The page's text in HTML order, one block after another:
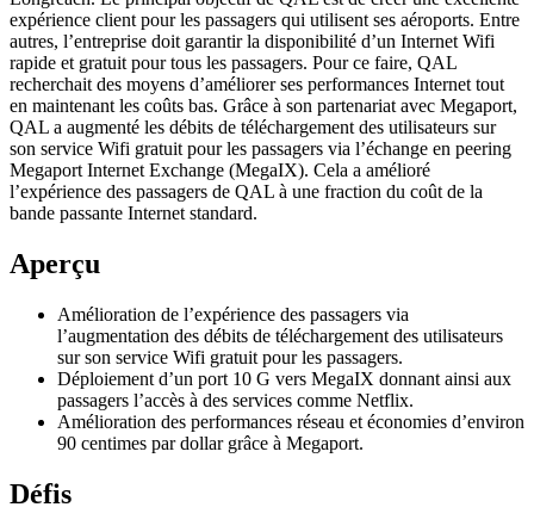
expérience client pour les passagers qui utilisent ses aéroports. Entre
autres, l’entreprise doit garantir la disponibilité d’un Internet Wifi
rapide et gratuit pour tous les passagers. Pour ce faire, QAL
recherchait des moyens d’améliorer ses performances Internet tout
en maintenant les coûts bas. Grâce à son partenariat avec Megaport,
QAL a augmenté les débits de téléchargement des utilisateurs sur
son service Wifi gratuit pour les passagers via l’échange en peering
Megaport Internet Exchange (MegaIX). Cela a amélioré
l’expérience des passagers de QAL à une fraction du coût de la
bande passante Internet standard.
Aperçu
Amélioration de l’expérience des passagers via
l’augmentation des débits de téléchargement des utilisateurs
sur son service Wifi gratuit pour les passagers.
Déploiement d’un port 10 G vers MegaIX donnant ainsi aux
passagers l’accès à des services comme Netflix.
Amélioration des performances réseau et économies d’environ
90 centimes par dollar grâce à Megaport.
Défis